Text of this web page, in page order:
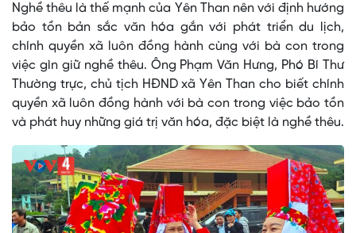
Nghề thêu là thế mạnh của Yên Than nên với định hướng
bảo tồn bản sắc văn hóa gắn với phát triển du lịch,
chính quyền xã luôn đồng hành cùng với bà con trong
việc gìn giữ nghề thêu. Ông Phạm Văn Hưng, Phó Bí Thư
Thường trực, chủ tịch HĐND xã Yên Than cho biết chính
quyền xã luôn đồng hành với bà con trong việc bảo tồn
và phát huy những giá trị văn hóa, đặc biệt là nghề thêu.